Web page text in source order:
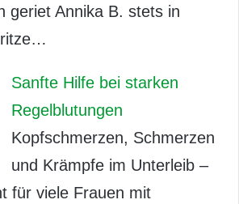
geriet Annika B. stets in
Sanfte Hilfe bei starken
Regelblutungen
Kopfschmerzen, Schmerzen
und Krämpfe im Unterleib –
für viele Frauen mit